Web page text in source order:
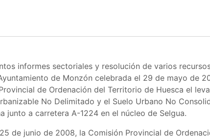
informes sectoriales y resolución de varios
de Monzón celebrada el 29 de mayo de
de Ordenación del Territorio de Huesca el
No Delimitado y el Suelo Urbano No
junto a carretera A-1224 en el núcleo de Selgua.
de junio de 2008, la Comisión Provincial de